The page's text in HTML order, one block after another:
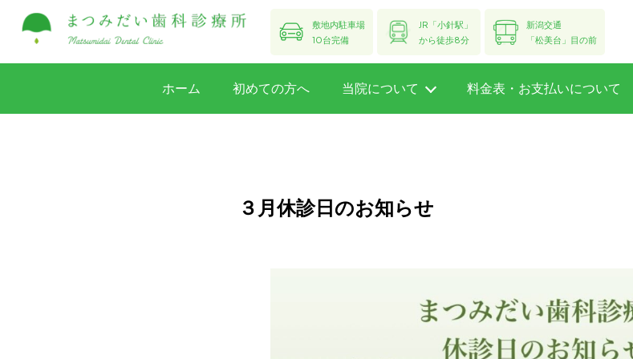
敷地内駐車場
10台完備
JR「小針駅」
から徒歩8分
新潟交通
「松美台」目の前
ホーム 初めての方へ 当院について 料金表・お支払いについて
３月休診日のお知らせ